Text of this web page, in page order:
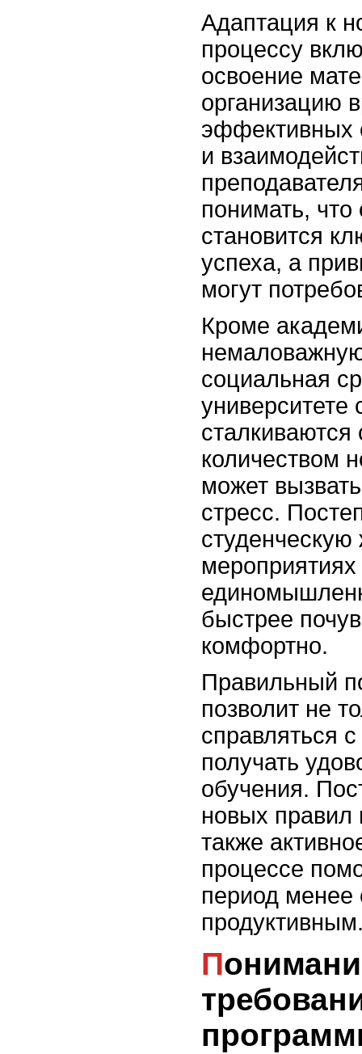
Адаптация к
процессу
освоение
организацию
эффективных
и
понимать, что
становится
успеха, а
могут
Кроме
социальная
университете
количеством
может
стресс.
студенческую
мероприятиях
быстрее
комфортно.
Правильный
позволит не
справляться
получать
обучения.
новых
также
процессе
период
Понимание новых